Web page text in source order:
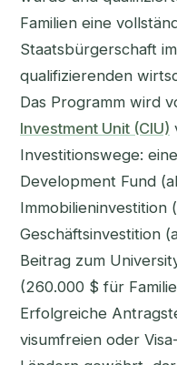
Familien eine
Staatsbürgerschaft
qualifizierenden
Das Programm wird
Investment Unit (CIU)
Investitionswege:
Development Fund
Immobilieninvestition
Geschäftsinvestition
Beitrag zum
(260.000 $ für
Erfolgreiche
visumfreien oder